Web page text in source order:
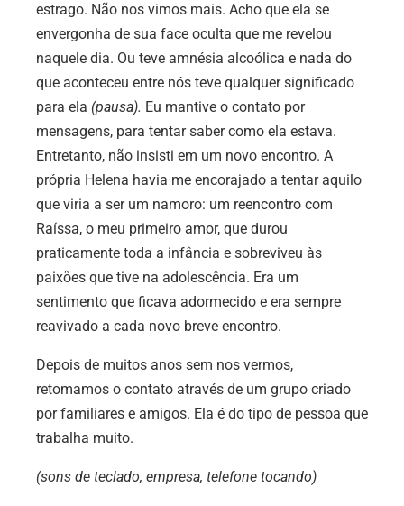
estrago. Não nos vimos mais. Acho que ela se
envergonha de sua face oculta que me revelou
naquele dia. Ou teve amnésia alcoólica e nada do
que aconteceu entre nós teve qualquer significado
para ela (pausa). Eu mantive o contato por
mensagens, para tentar saber como ela estava.
Entretanto, não insisti em um novo encontro. A
própria Helena havia me encorajado a tentar aquilo
que viria a ser um namoro: um reencontro com
Raíssa, o meu primeiro amor, que durou
praticamente toda a infância e sobreviveu às
paixões que tive na adolescência. Era um
sentimento que ficava adormecido e era sempre
reavivado a cada novo breve encontro.
Depois de muitos anos sem nos vermos,
retomamos o contato através de um grupo criado
por familiares e amigos. Ela é do tipo de pessoa que
trabalha muito.
(sons de teclado, empresa, telefone tocando)